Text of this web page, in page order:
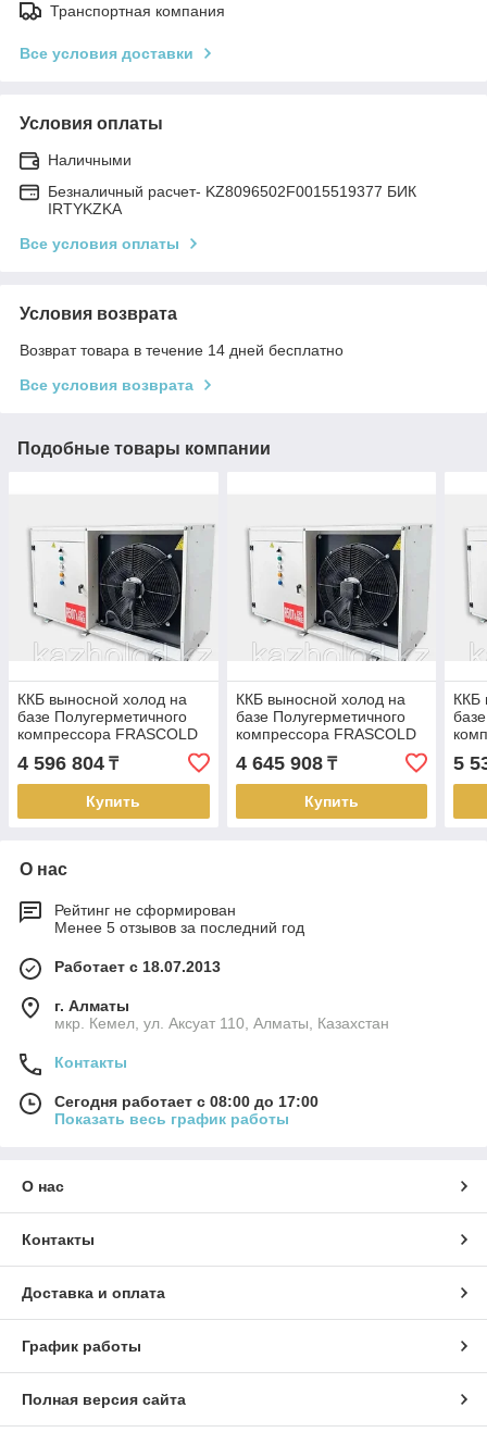
Транспортная компания
Все условия доставки
Условия оплаты
Наличными
Безналичный расчет- KZ8096502F0015519377 БИК
IRTYKZKA
Все условия оплаты
Условия возврата
Возврат товара в течение 14 дней бесплатно
Все условия возврата
Подобные товары компании
ККБ выносной холод на
базе Полугерметичного
компрессора FRASCOLD
ASP-FL-Z 30126Y-1 K
4 596 804 ₸
Купить
ККБ выносной холод на
базе Полугерметичного
компрессора FRASCOLD
ASP-FL-Z40140Y-1 P
4 645 908₸
Купить
ККБ
5
О нас
Рейтинг не сформирован
Менее 5 отзывов за последний год
Работает с 18.07.2013
г. Алматы
мкр. Кемел, ул. Аксуат 110, Алматы, Казахстан
Контакты
Сегодня работает с 08:00 до 17:00
Показать весь график работы
О нас
Контакты
Доставка и оплата
График работы
Полная версия сайта